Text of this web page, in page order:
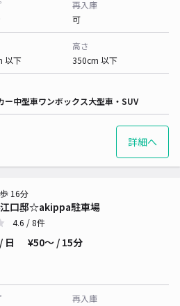
再入庫
可
以下
高さ
350cm 以下
ー中型車ワンボックス大型車・SUV
詳細へ
口邸☆akippa駐車場
16分
4.6 / 8件
/ 日 ¥50〜 / 15分
再入庫